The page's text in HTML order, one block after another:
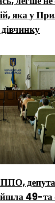
яка у
ППО,
49-та